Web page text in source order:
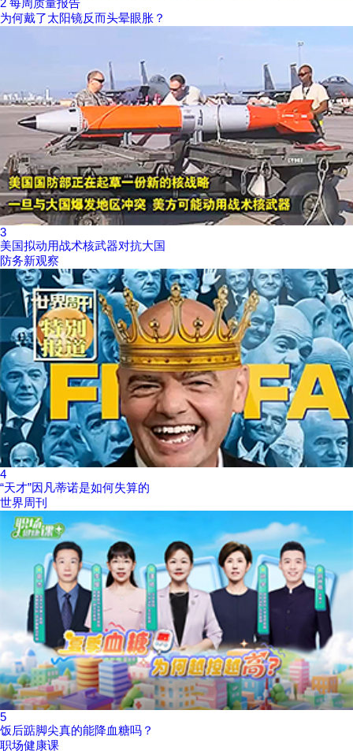
2 每周质量报告
为何戴了太阳镜反而头晕眼胀？
3
美国拟动用战术核武器对抗大国
防务新观察
4
“天才”因凡蒂诺是如何失算的
世界周刊
5
饭后踮脚尖真的能降血糖吗？
职场健康课